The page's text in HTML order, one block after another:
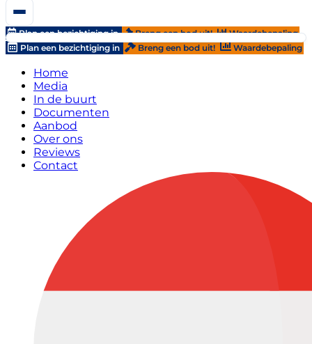
Plan een bezichtiging in Breng een bod uit!
Waardebepaling
Plan een bezichtiging in
Breng een bod uit! Waardebepaling
Home
Media
In de buurt
Documenten
Aanbod
Over ons
Reviews
Contact